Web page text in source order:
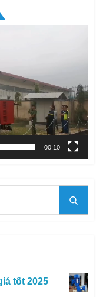
00:10
tốt 2025